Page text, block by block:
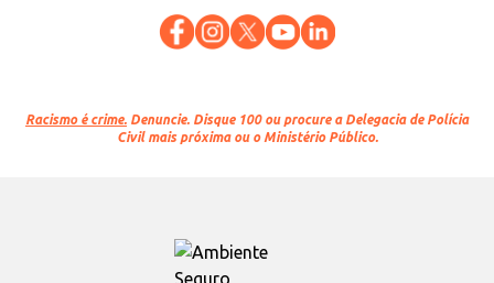
Racismo é crime. Denuncie. Disque 100 ou procure a Delegacia de Polícia
Civil mais próxima ou o Ministério Público.